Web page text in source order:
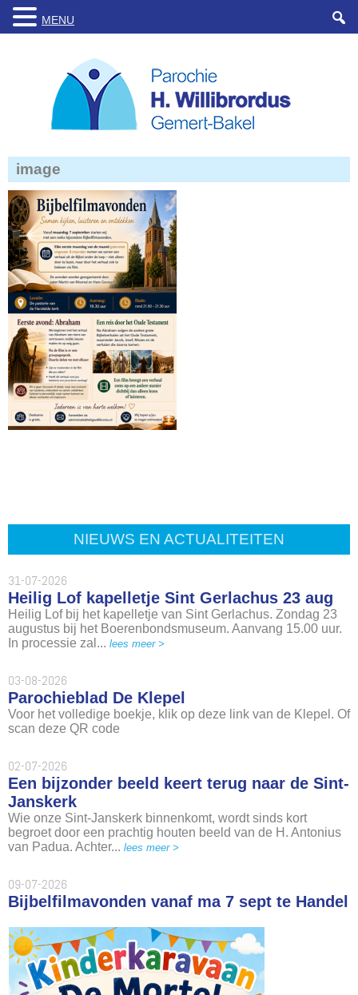
NIEUWS EN ACTUALITEITEN
31-07-2026
Heilig Lof kapelletje Sint Gerlachus 23 aug
Heilig Lof bij het kapelletje van Sint Gerlachus. Zondag 23
augustus bij het Boerenbondsmuseum. Aanvang 15.00 uur.
In processie zal... lees meer >
03-08-2026
Parochieblad De Klepel
Voor het volledige boekje, klik op deze link van de Klepel. Of
scan deze QR code
02-07-2026
Een bijzonder beeld keert terug naar de Sint-
Janskerk
Wie onze Sint-Janskerk binnenkomt, wordt sinds kort
begroet door een prachtig houten beeld van de H. Antonius
van Padua. Achter... lees meer >
09-07-2026
Bijbelfilmavonden vanaf ma 7 sept te Handel
image
MENU